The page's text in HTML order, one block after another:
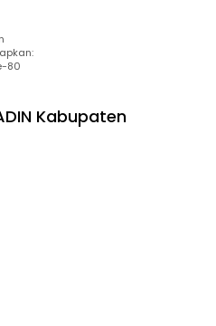
80
Kabupaten